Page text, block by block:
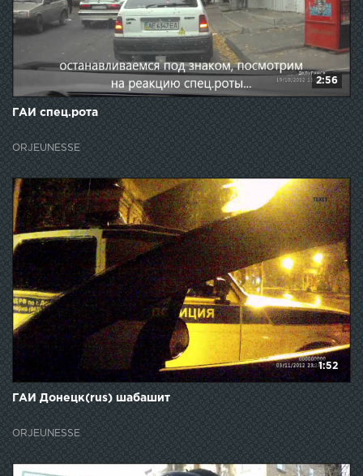
2:56
ГАИ спец.рота
ORJEUNESSE
1:52
ГАИ Донецк(rus) шабашит
ORJEUNESSE